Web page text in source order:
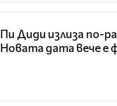
Пи Диди излиза по-
Новата дата вече е